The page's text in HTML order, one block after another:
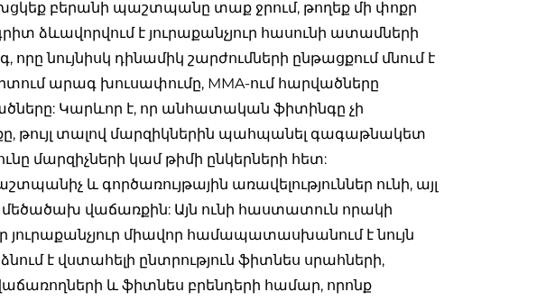
բերանի պաշտպանը տաք ջրում, թողեք մի փոքր
ձևավորվում է յուրաքանչյուր հասունի ատամների
նույնիսկ դինամիկ շարժումների ընթացքում մնում է
արագ խուսափումը, MMA-ում հարվածները
Կարևոր է, որ անհատական ֆիտինգը չի
թույլ տալով մարզիկներին պահպանել գագաթնակետ
մարզիչների կամ թիմի ընկերների հետ:
և գործառույթային առավելություններ ունի, այլ
վաճառքին: Այն ունի հաստատուն որակի
յուրաքանչյուր միավոր համապատասխանում է նույն
է վստահելի ընտրություն ֆիտնես սրահների,
և ֆիտնես բրենդերի համար, որոնք